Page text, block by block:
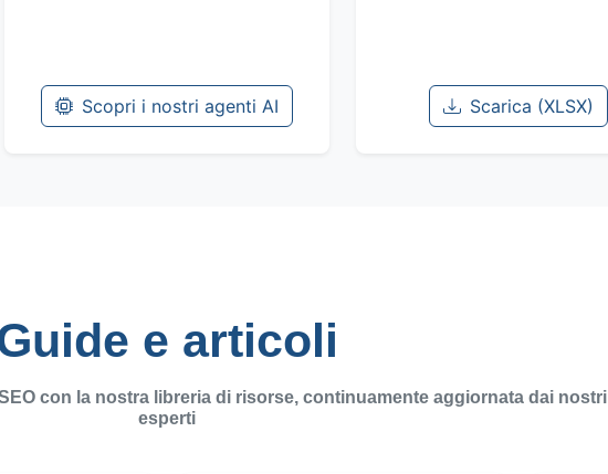
Scopri i nostri agenti AI Scarica (XLSX)
e articoli
con la nostra libreria di risorse, continuamente aggiornata dai nostri
esperti